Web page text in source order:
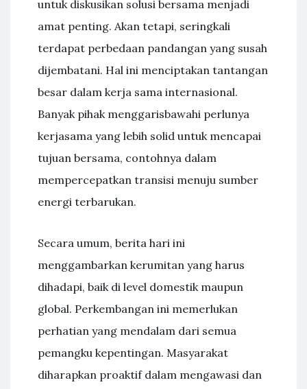
untuk diskusikan solusi bersama menjadi
amat penting. Akan tetapi, seringkali
terdapat perbedaan pandangan yang susah
dijembatani. Hal ini menciptakan tantangan
besar dalam kerja sama internasional.
Banyak pihak menggarisbawahi perlunya
kerjasama yang lebih solid untuk mencapai
tujuan bersama, contohnya dalam
mempercepatkan transisi menuju sumber
energi terbarukan.
Secara umum, berita hari ini
menggambarkan kerumitan yang harus
dihadapi, baik di level domestik maupun
global. Perkembangan ini memerlukan
perhatian yang mendalam dari semua
pemangku kepentingan. Masyarakat
diharapkan proaktif dalam mengawasi dan